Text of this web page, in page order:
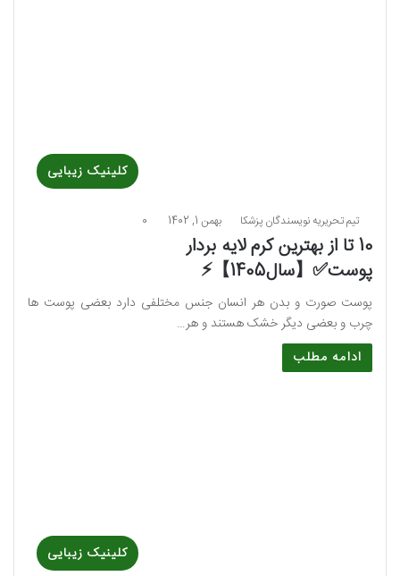
کلینیک زیبایی
تیم تحریریه نویسندگان پزشکا بهمن 1, 1402 0
10 تا از بهترین کرم لایه بردار
پوست✅【سال1405】⚡️
پوست صورت و بدن هر انسان جنس مختلفی دارد بعضی پوست ها
چرب و بعضی دیگر خشک هستند و هر…
ادامه مطلب
کلینیک زیبایی